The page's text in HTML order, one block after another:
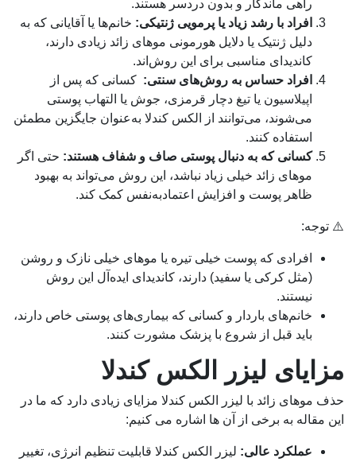
راهی ماندگار و بدون دردسر هستند.
افراد با رشد زیاد یا پرمویی ژنتیکی: خانم‌ها یا آقایانی که به
دلیل ژنتیک یا دلایل هورمونی موهای زائد زیادی دارند،
کاندیدای مناسبی برای این روش‌اند.
افراد حساس به روش‌های سنتی: کسانی که پس از
اپیلاسیون یا تیغ دچار قرمزی، جوش یا التهاب پوستی
می‌شوند، می‌توانند از الکس کندلا به‌عنوان جایگزین مطمئن
استفاده کنند.
کسانی که به دنبال پوستی صاف و شفاف هستند: حتی اگر
موهای زائد خیلی زیاد نباشد، این روش می‌تواند به بهبود
ظاهر پوست و افزایش اعتمادبه‌نفس کمک کند.
⚠️ توجه:
افرادی که پوست خیلی تیره یا موهای خیلی نازک و روشن
(مثل کرکی یا سفید) دارند، کاندیدای ایده‌آل این روش
نیستند.
خانم‌های باردار و کسانی که بیماری‌های پوستی خاص دارند،
باید قبل از شروع با پزشک مشورت کنند.
مزایای لیزر الکس کندلا
حذف موهای زائد با لیزر الکس کندلا مزایای زیادی دارد که ما در
این مقاله به برخی از آن ها اشاره می کنیم:
عملکرد عالی: لیزر الکس کندلا قابلیت تنظیم انرژی، تغییر